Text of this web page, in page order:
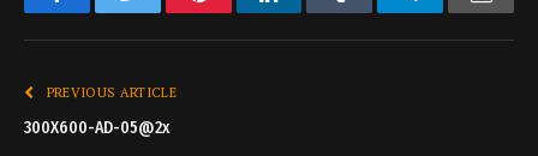
PREVIOUS ARTICLE
300X600-AD-05@2x